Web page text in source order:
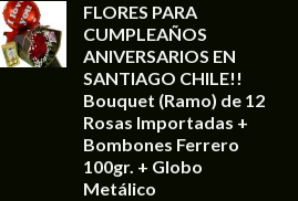
FLORES PARA
CUMPLEAÑOS
ANIVERSARIOS EN
SANTIAGO CHILE!!
Bouquet (Ramo) de 12
Rosas Importadas +
Bombones Ferrero
100gr. + Globo
Metálico